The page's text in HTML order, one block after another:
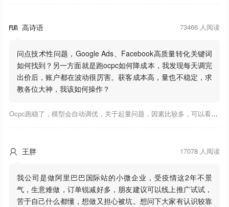
 高诗语 73466 人阅读
问点技术性问题，Google Ads、Facebook高质量转化关键词
如何找到？另一方面就是跑ocpc如何降成本，我发现每天调完
出价后，账户都在波动很厉害。获客成本高，量也不稳定，求
教各位大神，我该如何操作？
Ocpc跑稳了，模型会自动调优，关于起量问题，因素比较多，可以看下靠谱推大神出的干货文章，都是经验总结，应该可以找到对应解决。
 王胖 17078 人阅读
我公司是做阿里巴巴国际站的小微企业，受疫情这2年不景
气，生意难做，订单锐减好多，朋友建议可以线上推广试试，
苦于自己什么都懂，想做又担心被坑。想问下大家有认识较靠